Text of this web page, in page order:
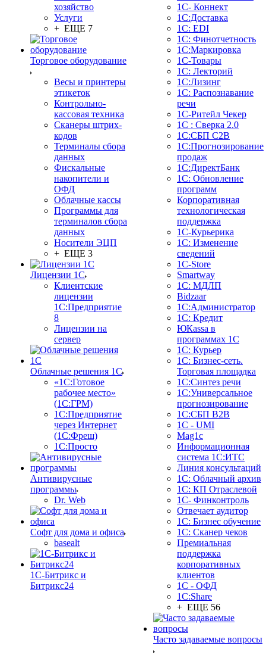
хозяйство
Услуги
+ ЕЩЕ 7
Торговое оборудование
Весы и принтеры
этикеток
Контрольно-
кассовая техника
Сканеры штрих-
кодов
Терминалы сбора
данных
Фискальные
накопители и
ОФД
Облачные кассы
Программы для
терминалов сбора
данных
Носители ЭЦП
+ ЕЩЕ 3
Лицензии 1С
Клиентские
лицензии
1С:Предприятие
8
Лицензии на
сервер
Облачные решения 1С
«1C:Готовое
рабочее место»
(1С:ГРМ)
1С:Предприятие
через Интернет
(1С:Фреш)
1С:Просто
Антивирусные
программы
Dr. Web
Софт для дома и офиса
basealt
1С-Битрикс и
Битрикс24
1С- Коннект
1С:Доставка
1С: EDI
1С: Финотчетность
1С:Маркировка
1С-Товары
1С: Лекторий
1С:Лизинг
1С: Распознавание
речи
1C-Ритейл Чекер
1С : Сверка 2.0
1С:СБП C2B
1С:Прогнозирование
продаж
1С:ДиректБанк
1С: Обновление
программ
Корпоративная
технологическая
поддержка
1С-Курьерика
1С: Изменение
сведений
1C-Store
Smartway
1С: МДЛП
Bidzaar
1С:Администратор
1С: Кредит
ЮКаssа в
программах 1С
1С: Курьер
1С: Бизнес-сеть.
Торговая площадка
1С:Синтез речи
1С:Универсальное
прогнозирование
1С:СБП B2B
1C - UMI
Mag1c
Информационная
система 1С:ИТС
Линия консультаций
1С: Облачный архив
1С: КП Отраслевой
1С- Финконтроль
Отвечает аудитор
1С: Бизнес обучение
1С: Сканер чеков
Премиальная
поддержка
корпоративных
клиентов
1С - ОФД
1С:Share
+ ЕЩЕ 56
Часто задаваемые вопросы